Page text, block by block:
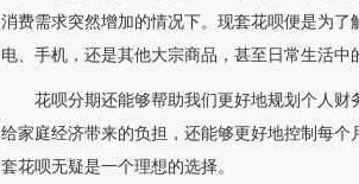
消费需求突然增加的情况下。现套花呗便是为
电、手机，还是其他大宗商品，甚至日常生活中
花呗分期还能够帮助我们更好地规划个人
给家庭经济带来的负担，还能够更好地控制每
套花呗无疑是一个理想的选择。